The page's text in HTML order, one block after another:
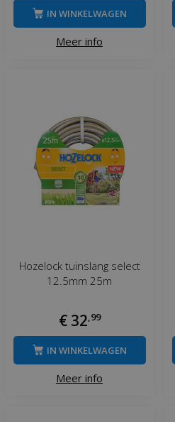
Meer info
IN WINKELWAGEN
Hozelock tuinslang select
12.5mm 25m
€ 32 99
Meer info
IN WINKELWAGEN